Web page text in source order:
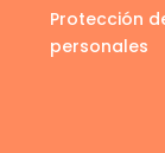
Protección
personales